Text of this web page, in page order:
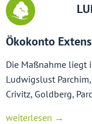
Ökokonto
Die Maßnahme liegt
Ludwigslust
Crivitz, Goldberg,
weiterlesen →